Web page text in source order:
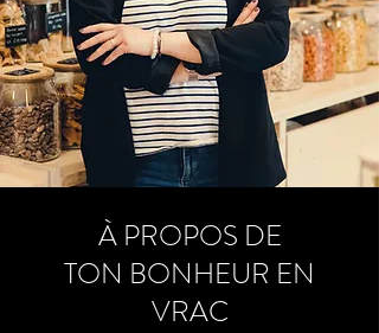
À PROPOS DE
TON BONHEUR EN
VRAC